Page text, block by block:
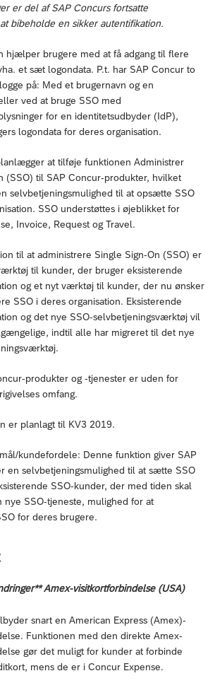
er del af SAP Concurs fortsatte
bibeholde en sikker autentifikation.
hjælper brugere med at få adgang til flere
et sæt logondata. P.t. har SAP Concur to
på: Med et brugernavn og en
ved at bruge SSO med
for en identitetsudbyder (IdP),
logondata for deres organisation.
at tilføje funktionen Administrer
(SSO) til SAP Concur-produkter, hvilket
selvbetjeningsmulighed til at opsætte SSO
SSO understøttes i øjeblikket for
Invoice, Request og Travel.
til at administrere Single Sign-On (SSO) er
til kunder, der bruger eksisterende
og et nyt værktøj til kunder, der nu ønsker
SSO i deres organisation. Eksisterende
og det nye SSO-selvbetjeningsværktøj vil
indtil alle har migreret til det nye
produkter og -tjenester er uden for
omfang.
er planlagt til KV3 2019.
kundefordele: Denne funktion giver SAP
en selvbetjeningsmulighed til at sætte SSO
SSO-kunder, der med tiden skal
nye SSO-tjeneste, mulighed for at
for deres brugere.
Amex-visitkortforbindelse (USA)
snart en American Express (Amex)-
Funktionen med den direkte Amex-
gør det muligt for kunder at forbinde
mens de er i Concur Expense.